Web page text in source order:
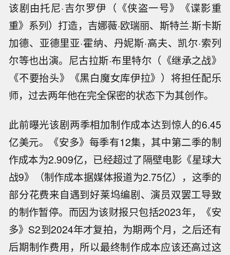
该剧由托尼·吉尔罗伊（《侠盗一号》《谍影重
重》系列）打造，吉娜薇·欧瑞丽、斯特兰·斯卡斯
加德、亚德里亚·霍纳、丹妮斯·高夫、凯尔·索列
尔等也出演。尼古拉斯·布里特尔（《继承之战》
《不要抬头》《黑白魔女库伊拉》）将担任配乐
师，过去两年他在完全保密的状态下为其创作。
此前曝光该剧两季相加制作成本达到惊人的6.45
亿美元。《安多》每季有12集，其中第二季的制
作成本为2.909亿，已经超过了隔壁电影《星球大
战9》（制作成本据媒体报道为2.75亿），这季的
部分花费来自遇到好莱坞编剧、演员双罢工导致
的制作暂停。而因为该财报只包括2023年，《安
多》S2到2024年才复拍，为期两个月，之后还有
后期制作费用，所以最终制作成本应该还高过这